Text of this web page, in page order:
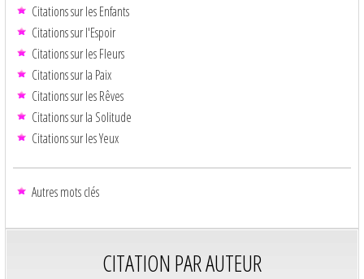
Citations sur les Enfants
Citations sur l'Espoir
Citations sur les Fleurs
Citations sur la Paix
Citations sur les Rêves
Citations sur la Solitude
Citations sur les Yeux
Autres mots clés
CITATION PAR AUTEUR